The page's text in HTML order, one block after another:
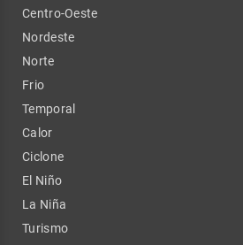
Centro-Oeste
Nordeste
Norte
Frio
Temporal
Calor
Ciclone
El Niño
La Niña
Turismo